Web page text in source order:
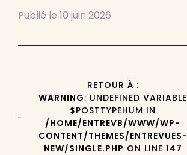
Publié le 10 juin 2026
RETOUR À :
WARNING: UNDEFINED VARIABLE
$POSTTYPEHUM IN
/HOME/ENTREVB/WWW/WP-
CONTENT/THEMES/ENTREVUES-
NEW/SINGLE.PHP ON LINE 147